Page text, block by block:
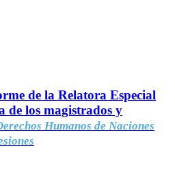
de la Relatora Especial
de los magistrados y
Humanos de Naciones